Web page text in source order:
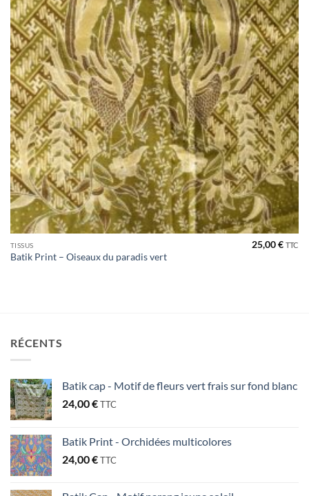
TISSUS
Batik Print – Oiseaux du paradis vert
25,00€ TTC
RÉCENTS
Batik cap - Motif de fleurs vert frais sur fond blanc
24,00€TTC
Batik Print - Orchidées multicolores
24,00€TTC